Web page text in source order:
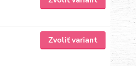
Zvoliť variant